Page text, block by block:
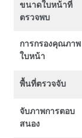
ขนาดใบหน้าที่
ตรวจพบ
การกรองคุณภาพ
ใบหน้า
พื้นที่ตรวจจับ
จับภาพการตอบ
สนอง